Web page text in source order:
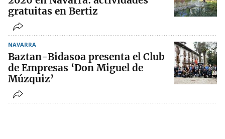
gratuitas en Bertiz
NAVARRA
Baztan-Bidasoa presenta el Club
de Empresas ‘Don Miguel de
Múzquiz’